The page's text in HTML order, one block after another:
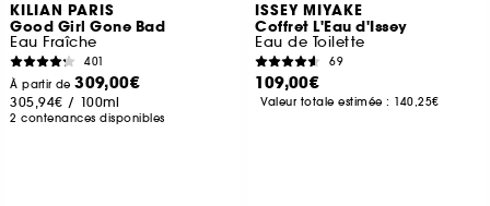
KILIAN PARIS
Good Girl Gone Bad
Eau Fraîche
401
À partir de309,00€
305,94€ / 100ml
2 contenances disponibles
ISSEY MIYAKE
Coffret L'Eau d'Issey
Eau de Toilette
69
109,00€
Valeur totale estimée : 140,25€